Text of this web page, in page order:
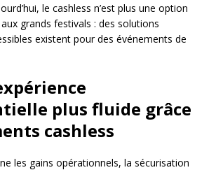
le cashless n’est plus une option
grands festivals : des solutions
existent pour des événements de
plus fluide grâce
cashless
les gains opérationnels, la sécurisation